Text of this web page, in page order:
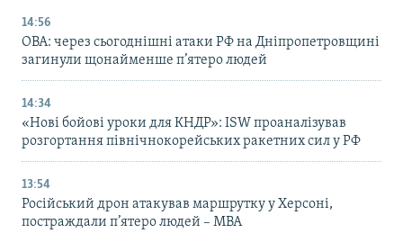
14:56
ОВА: через сьогоднішні атаки РФ на Дніпропетровщині
загинули щонайменше п’ятеро людей
14:34
«Нові бойові уроки для КНДР»: ISW проаналізував
розгортання північнокорейських ракетних сил у РФ
13:54
Російський дрон атакував маршрутку у Херсоні,
постраждали п’ятеро людей – МВА